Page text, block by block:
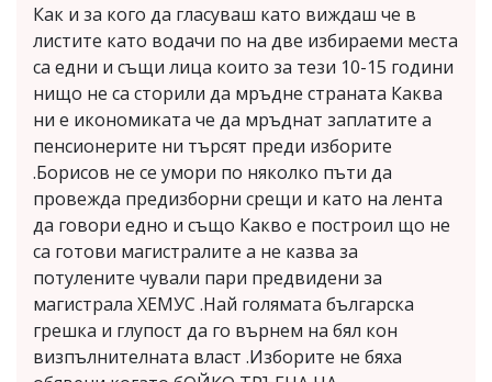
Как и за кого да гласуваш като виждаш че в
листите като водачи по на две избираеми места
са едни и същи лица които за тези 10-15 години
нищо не са сторили да мръдне страната Каква
ни е икономиката че да мръднат заплатите а
пенсионерите ни търсят преди изборите
.Борисов не се умори по няколко пъти да
провежда предизборни срещи и като на лента
да говори едно и също Какво е построил що не
са готови магистралите а не казва за
потулените чували пари предвидени за
магистрала ХЕМУС .Най голямата българска
грешка и глупост да го върнем на бял кон
визпълнителната власт .Изборите не бяха